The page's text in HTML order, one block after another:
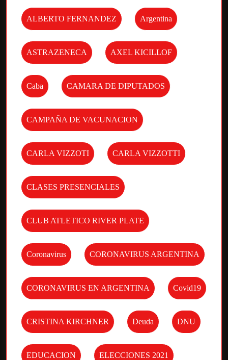
ALBERTO FERNANDEZ Argentina
ASTRAZENECA AXEL KICILLOF
Caba CAMARA DE DIPUTADOS
CAMPAÑA DE VACUNACION
CARLA VIZZOTI CARLA VIZZOTTI
CLASES PRESENCIALES
CLUB ATLETICO RIVER PLATE
Coronavirus CORONAVIRUS ARGENTINA
CORONAVIRUS EN ARGENTINA Covid19
CRISTINA KIRCHNER Deuda DNU
EDUCACION ELECCIONES 2021